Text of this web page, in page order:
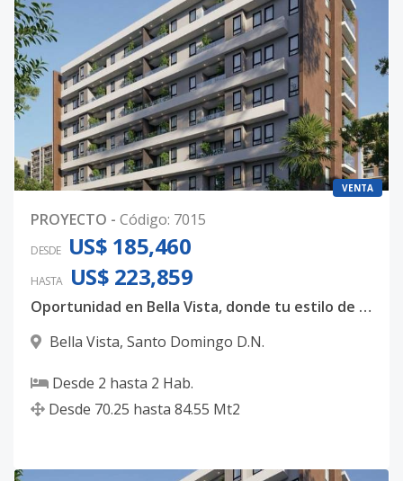
VENTA
PROYECTO - Código: 7015
DESDE US$ 185,460
HASTA US$ 223,859
Oportunidad en Bella Vista, donde tu estilo de vida se convierte en inversión
Bella Vista, Santo Domingo D.N.
Desde 2 hasta 2 Hab.
Desde 70.25 hasta 84.55 Mt2